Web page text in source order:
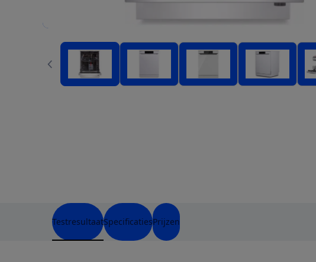
TestresultaatSpecificatiesPrijzen